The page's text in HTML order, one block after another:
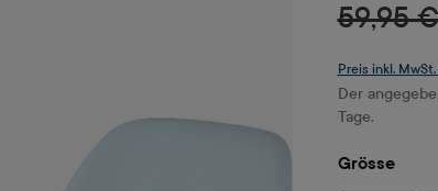
59,95 €
Preis inkl.
Der
Tage.
Grösse